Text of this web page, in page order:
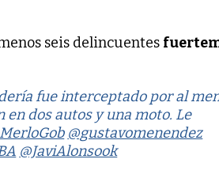
seis delincuentes
fue interceptado por al
dos autos y una moto. Le
@gustavomenendez
@JaviAlonsook